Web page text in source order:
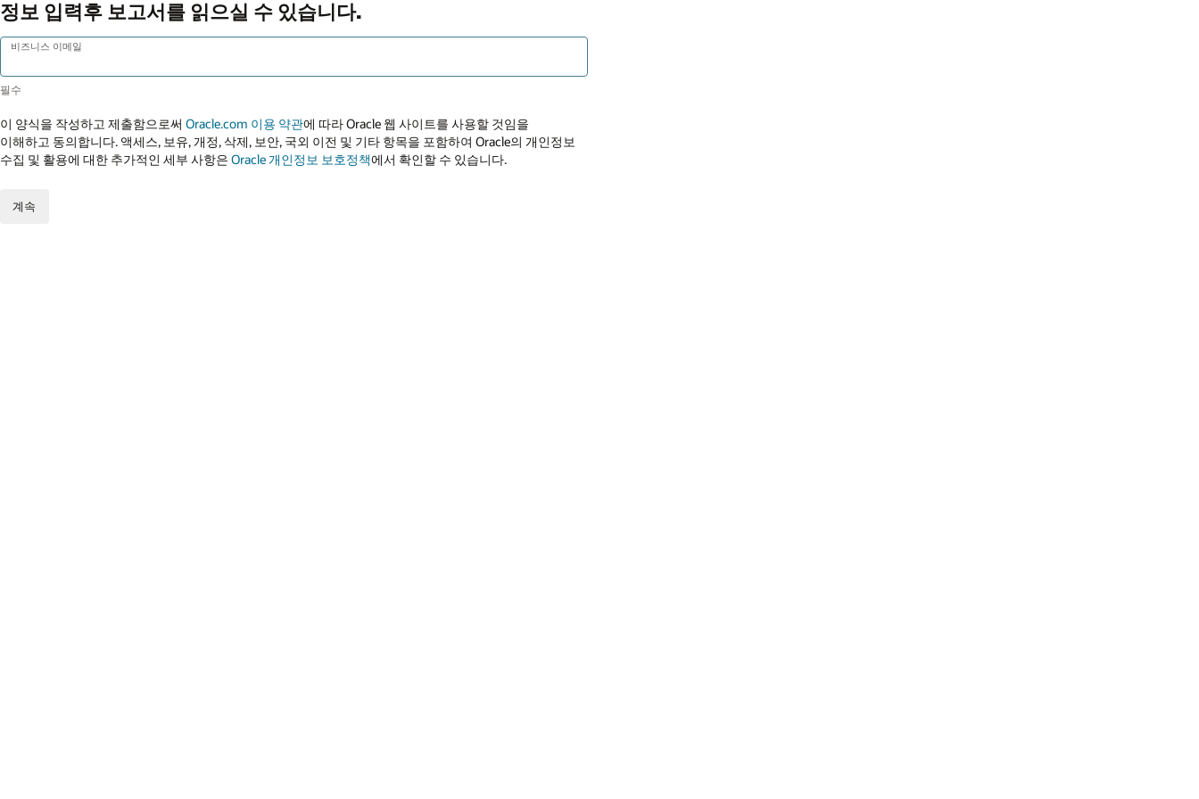
정보 입력후 보고서를 읽으실 수 있습니다.
비즈니스 이메일
이 양식을 작성하고 제출함으로써 Oracle.com 이용 약관에 따라 Oracle 웹 사이트를 사용할 것임을
이해하고 동의합니다. 액세스, 보유, 개정, 삭제, 보안, 국외 이전 및 기타 항목을 포함하여 Oracle의 개인정보
수집 및 활용에 대한 추가적인 세부 사항은 Oracle 개인정보 보호정책에서 확인할 수 있습니다.
계속